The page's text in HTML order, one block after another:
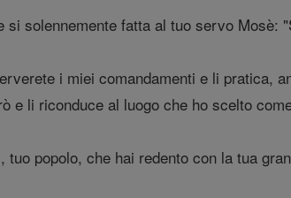
si solennemente fatta al tuo servo Mosè:
i miei comandamenti e li pratica,
e li riconduce al luogo che ho scelto
popolo, che hai redento con la tua